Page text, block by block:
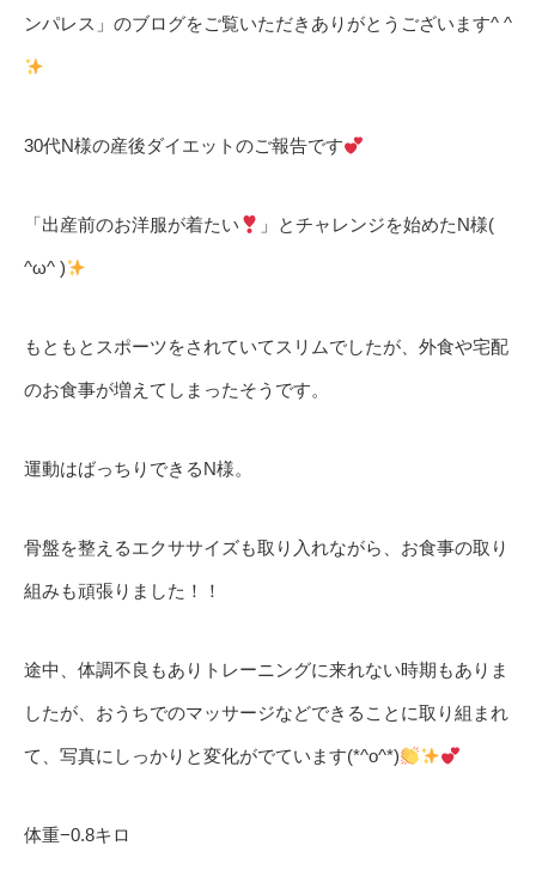
ンパレス」のブログをご覧いただきありがとうございます^ ^
30代N様の産後ダイエットのご報告です
「出産前のお洋服が着たい 」とチャレンジを始めたN様(
^ω^ )
もともとスポーツをされていてスリムでしたが、外食や宅配
のお食事が増えてしまったそうです。
運動はばっちりできるN様。
骨盤を整えるエクササイズも取り入れながら、お食事の取り
組みも頑張りました！！
途中、体調不良もありトレーニングに来れない時期もありま
したが、おうちでのマッサージなどできることに取り組まれ
て、写真にしっかりと変化がでています(*^o^*)
体重−0.8キロ